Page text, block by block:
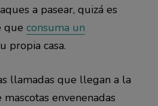
a pasear, quizá es
que consuma un
propia casa.
llamadas que llegan a la
envenenadas